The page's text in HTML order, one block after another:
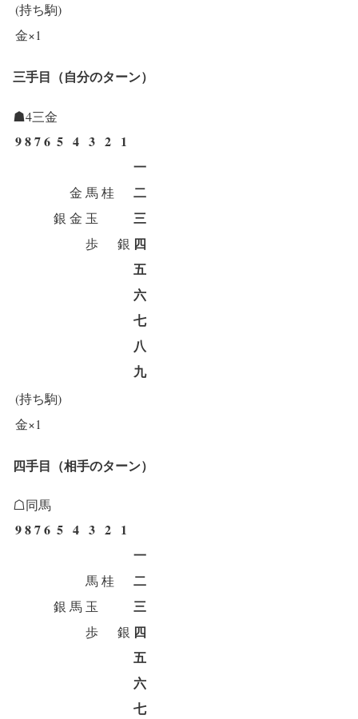
(持ち駒)
金×1
三手目（自分のターン）
☗4三金
9876 5 4 3 2 1
一
金 馬桂 二
銀 金 玉 三
歩 銀 四
五
六
七
八
九
(持ち駒)
金×1
四手目（相手のターン）
☖同馬
9876 5 4 3 2 1
一
馬桂 二
銀 馬 玉 三
歩 銀 四
五
六
七